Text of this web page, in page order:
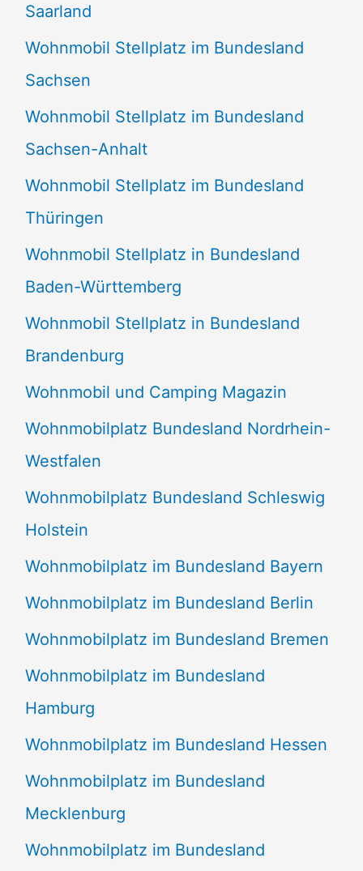
Saarland
Wohnmobil Stellplatz im Bundesland
Sachsen
Wohnmobil Stellplatz im Bundesland
Sachsen-Anhalt
Wohnmobil Stellplatz im Bundesland
Thüringen
Wohnmobil Stellplatz in Bundesland
Baden-Württemberg
Wohnmobil Stellplatz in Bundesland
Brandenburg
Wohnmobil und Camping Magazin
Wohnmobilplatz Bundesland Nordrhein-
Westfalen
Wohnmobilplatz Bundesland Schleswig
Holstein
Wohnmobilplatz im Bundesland Bayern
Wohnmobilplatz im Bundesland Berlin
Wohnmobilplatz im Bundesland Bremen
Wohnmobilplatz im Bundesland
Hamburg
Wohnmobilplatz im Bundesland Hessen
Wohnmobilplatz im Bundesland
Mecklenburg
Wohnmobilplatz im Bundesland